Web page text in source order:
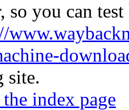
so you can
site.
index page